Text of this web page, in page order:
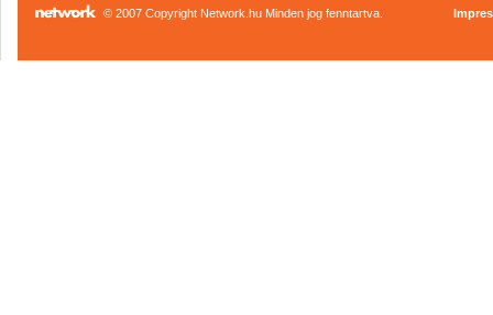
© 2007 Copyright Network.hu Minden jog fenntartva.